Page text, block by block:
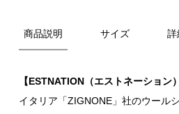
商品説明 サイズ 詳
【ESTNATION（エストネーション）
イタリア「ZIGNONE」社のウール